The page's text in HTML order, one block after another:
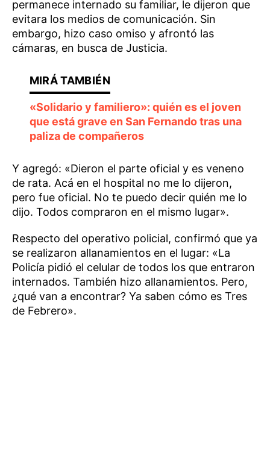
permanece internado su familiar, le dijeron que
evitara los medios de comunicación. Sin
embargo, hizo caso omiso y afrontó las
cámaras, en busca de Justicia.
«Solidario y familiero»: quién es el joven
que está grave en San Fernando tras una
paliza de compañeros
Y agregó: «Dieron el parte oficial y es veneno
de rata. Acá en el hospital no me lo dijeron,
pero fue oficial. No te puedo decir quién me lo
dijo. Todos compraron en el mismo lugar».
Respecto del operativo policial, confirmó que ya
se realizaron allanamientos en el lugar: «La
Policía pidió el celular de todos los que entraron
internados. También hizo allanamientos. Pero,
¿qué van a encontrar? Ya saben cómo es Tres
de Febrero».